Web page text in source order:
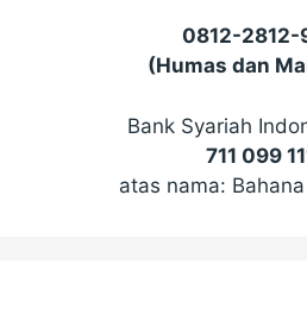
0812-2812-
(Humas dan
Bank Syariah
711 099
atas nama: